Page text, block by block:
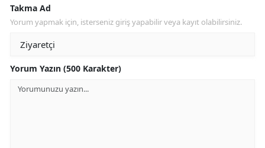
Takma Ad
Yorum yapmak için, isterseniz giriş yapabilir veya kayıt olabilirsiniz.
Yorum Yazın (500 Karakter)